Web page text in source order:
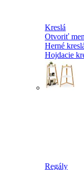
Kreslá
Otvoriť
Herné
Hojdacie
Regály